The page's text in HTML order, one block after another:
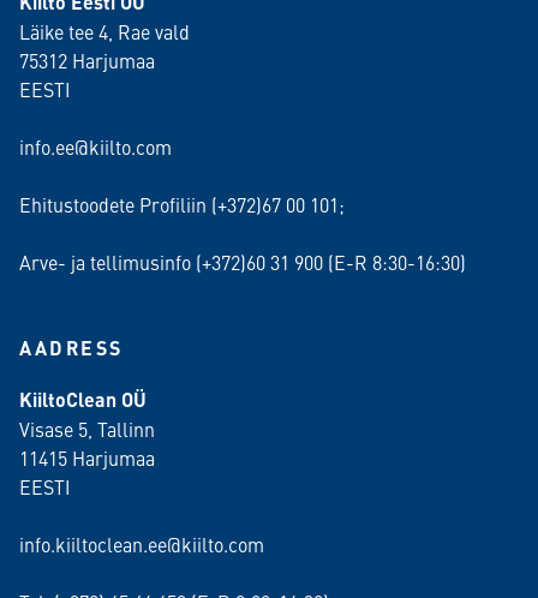
Läike tee 4, Rae vald
75312 Harjumaa
EESTI
info.ee@kiilto.com
Ehitustoodete Profiliin (+372)67 00 101;
Arve- ja tellimusinfo (+372)60 31 900 (E-R 8:30-16:30)
AADRESS
KiiltoClean OÜ
Visase 5, Tallinn
11415 Harjumaa
EESTI
info.kiiltoclean.ee@kiilto.com